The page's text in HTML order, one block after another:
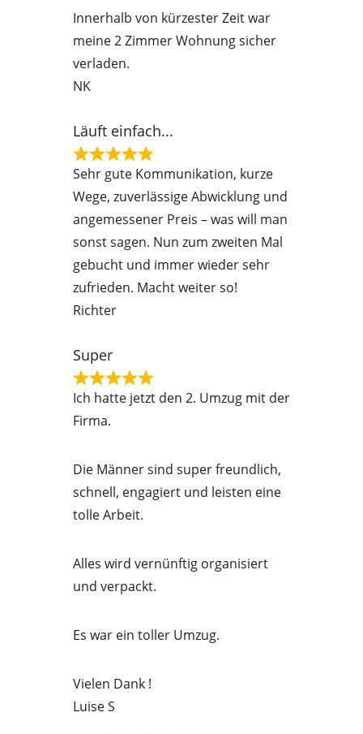
d
5
o
o
f
Innerhalb von kürzester Zeit war
meine 2 Zimmer Wohnung sicher
verladen.
NK
Läuft einfach...
R
d
5
o
f
Sehr gute Kommunikation, kurze
Wege, zuverlässige Abwicklung und
angemessener Preis – was will man
sonst sagen. Nun zum zweiten Mal
gebucht und immer wieder sehr
zufrieden. Macht weiter so!
Richter
Super
R
d
5
o
t
o
5
Ich hatte jetzt den 2. Umzug mit der
Firma.
Die Männer sind super freundlich,
schnell, engagiert und leisten eine
tolle Arbeit.
Alles wird vernünftig organisiert
und verpackt.
Es war ein toller Umzug.
Vielen Dank !
Luise S